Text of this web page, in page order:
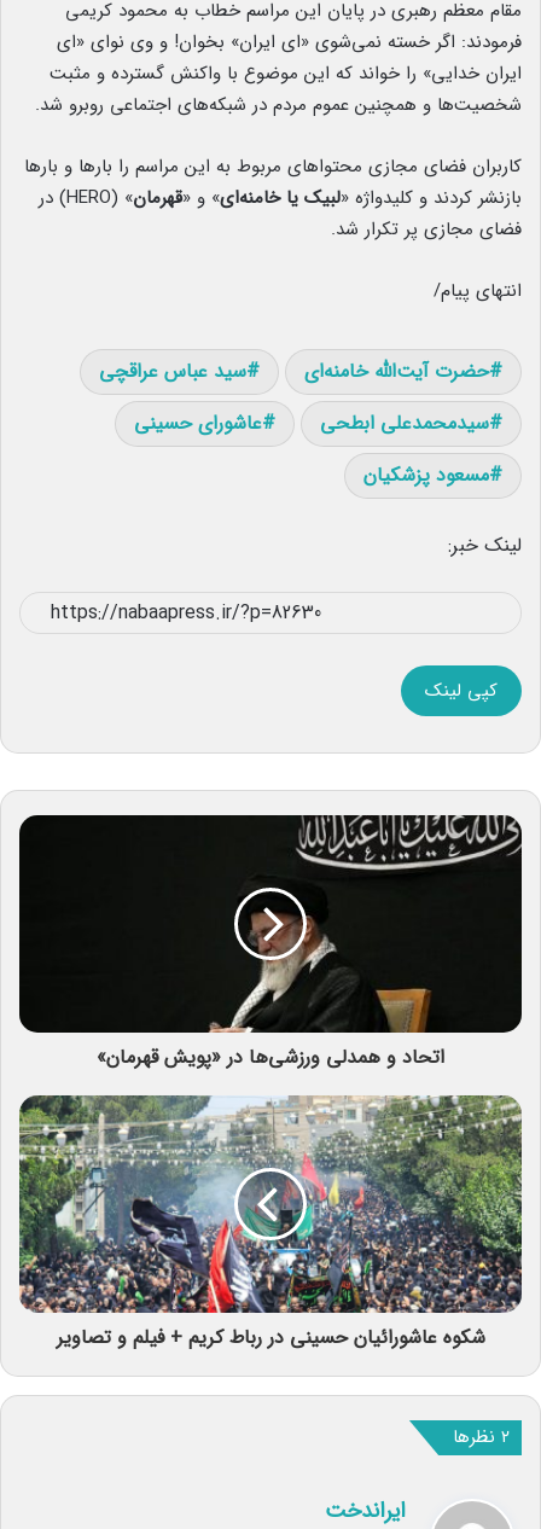
مقام معظم رهبری در پایان این مراسم خطاب به محمود کریمی
فرمودند: اگر خسته نمی‌شوی «ای ایران» بخوان! و وی نوای «ای
ایران خدایی» را خواند که این موضوع با واکنش گسترده و مثبت
شخصیت‌ها و همچنین عموم مردم در شبکه‌های اجتماعی روبرو شد.
کاربران فضای مجازی محتواهای مربوط به این مراسم را بارها و بارها
بازنشر کردند و کلیدواژه «لبیک یا خامنه‌ای» و «قهرمان
» (HERO) در
فضای مجازی پر تکرار شد.
انتهای پیام/
حضرت آیت‌الله خامنه‌ای
سید عباس عراقچی
سیدمحمدعلی ابطحی
عاشورای حسینی
مسعود پزشکیان
لینک خبر:
کپی لینک
اتحاد و همدلی ورزشی‌ها در «پویش قهرمان»
شکوه عاشورائیان حسینی در رباط کریم + فیلم و تصاویر
‫۲ نظرها
ایراندخت